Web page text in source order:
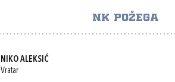
NK POŽEGA
NIKO ALEKSIĆ
Vratar